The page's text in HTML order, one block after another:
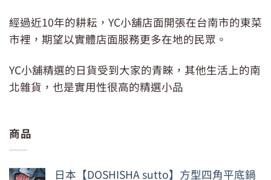
經過近10年的耕耘，YC小舖店面開張在台南市的東菜
市裡，期望以實體店面服務更多在地的民眾。
YC小舖精選的日貨受到大家的青睞，其他生活上的南
北雜貨，也是實用性很高的精選小品
商品
日本【DOSHISHA sutto】方型四角平底鍋